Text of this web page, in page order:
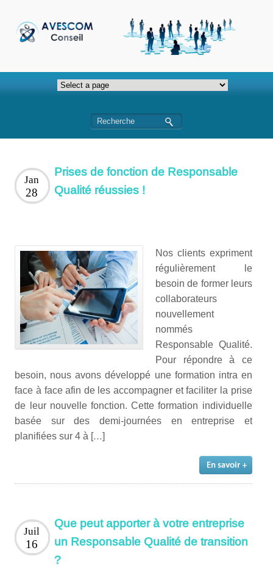
Prises de fonction de Responsable
Qualité réussies !
Jan
28
Nos clients expriment
régulièrement le
besoin de former leurs
collaborateurs
nouvellement
nommés
Responsable Qualité.
Pour répondre à ce
besoin, nous avons développé une formation intra en
face à face afin de les accompagner et faciliter la prise
de leur nouvelle fonction. Cette formation individuelle
basée sur des demi-journées en entreprise et
planifiées sur 4 à […]
Que peut apporter à votre entreprise
un Responsable Qualité de transition
?
Juil
16